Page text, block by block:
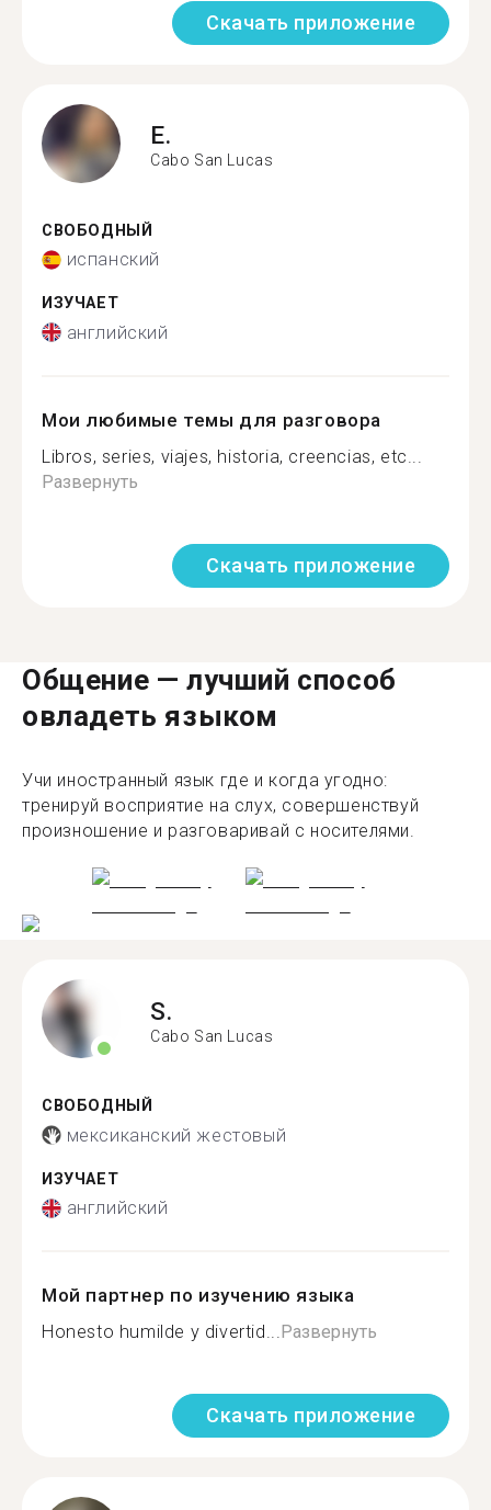
Скачать приложение
E.
Cabo San Lucas
СВОБОДНЫЙ
испанский
ИЗУЧАЕТ
английский
Мои любимые темы для разговора
Libros, series, viajes, historia, creencias, etc...
Развернуть
Скачать приложение
Общение — лучший способ
овладеть языком
Учи иностранный язык где и когда угодно:
тренируй восприятие на слух, совершенствуй
произношение и разговаривай с носителями.
S.
Cabo San Lucas
СВОБОДНЫЙ
мексиканский жестовый
ИЗУЧАЕТ
английский
Мой партнер по изучению языка
Honesto humilde y divertid...Развернуть
Скачать приложение